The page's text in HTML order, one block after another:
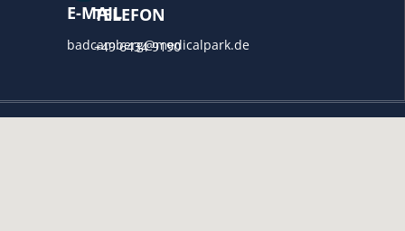
TELEFON
+49 6434 9190
E-MAIL
badcamberg@medicalpark.de